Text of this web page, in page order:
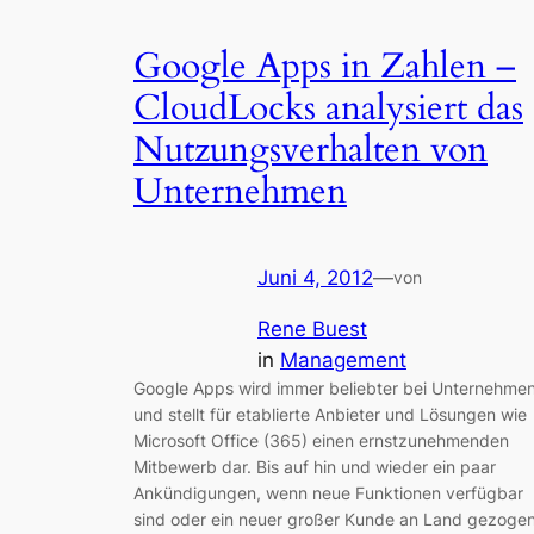
Google Apps in Zahlen –
CloudLocks analysiert das
Nutzungsverhalten von
Unternehmen
Juni 4, 2012—von
Rene Buest
in Management
Google Apps wird immer beliebter bei
und stellt für etablierte Anbieter und Lösungen wie
Microsoft Office (365) einen ernstzunehmenden
Mitbewerb dar. Bis auf hin und wieder ein paar
Ankündigungen, wenn neue Funktionen verfügbar
sind oder ein neuer großer Kunde an Land